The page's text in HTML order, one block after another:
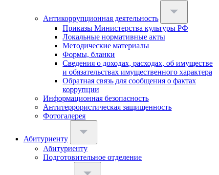
Антикоррупционная деятельность
Приказы Министерства культуры РФ
Локальные нормативные акты
Методические материалы
Формы, бланки
Сведения о доходах, расходах, об имуществе
и обязательствах имущественного характера
Обратная связь для сообщения о фактах
коррупции
Информационная безопасность
Антитеррористическая защищенность
Фотогалерея
Абитуриенту
Абитуриенту
Подготовительное отделение